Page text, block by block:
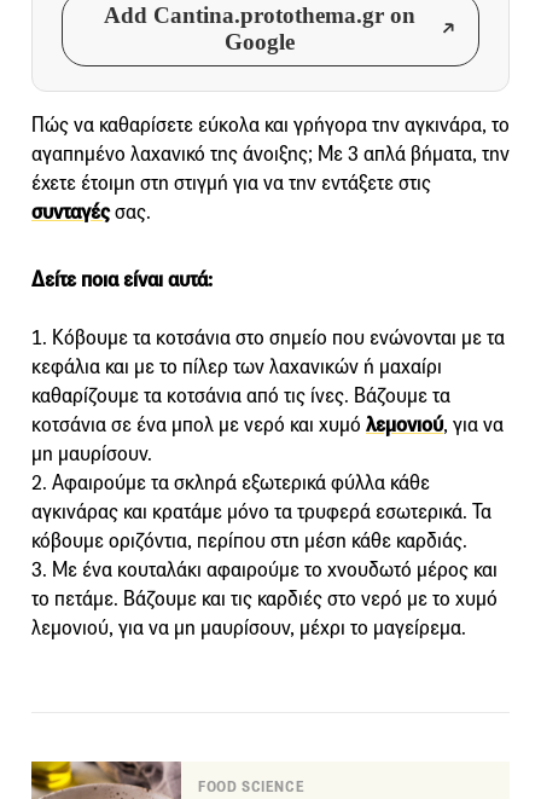
Add Cantina.protothema.gr on
Google
Πώς να καθαρίσετε εύκολα και γρήγορα την αγκινάρα, το
αγαπημένο λαχανικό της άνοιξης; Με 3 απλά βήματα, την
έχετε έτοιμη στη στιγμή για να την εντάξετε στις
συνταγέςσας.
Δείτε ποια είναι αυτά:
1. Κόβουμε τα κοτσάνια στο σημείο που ενώνονται με τα
κεφάλια και με το πίλερ των λαχανικών ή μαχαίρι
καθαρίζουμε τα κοτσάνια από τις ίνες. Βάζουμε τα
κοτσάνια σε ένα μπολ με νερό και χυμό λεμονιού, για να
μη μαυρίσουν.
2. Αφαιρούμε τα σκληρά εξωτερικά φύλλα κάθε
αγκινάρας και κρατάμε μόνο τα τρυφερά εσωτερικά. Τα
κόβουμε οριζόντια, περίπου στη μέση κάθε καρδιάς.
3. Με ένα κουταλάκι αφαιρούμε το χνουδωτό μέρος και
το πετάμε. Βάζουμε και τις καρδιές στο νερό με το χυμό
λεμονιού, για να μη μαυρίσουν, μέχρι το μαγείρεμα.
FOOD SCIENCE